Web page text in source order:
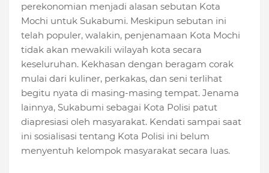
perekonomian menjadi alasan sebutan Kota
Mochi untuk Sukabumi. Meskipun sebutan ini
telah populer, walakin, penjenamaan Kota Mochi
tidak akan mewakili wilayah kota secara
keseluruhan. Kekhasan dengan beragam corak
mulai dari kuliner, perkakas, dan seni terlihat
begitu nyata di masing-masing tempat. Jenama
lainnya, Sukabumi sebagai Kota Polisi patut
diapresiasi oleh masyarakat. Kendati sampai saat
ini sosialisasi tentang Kota Polisi ini belum
menyentuh kelompok masyarakat secara luas.